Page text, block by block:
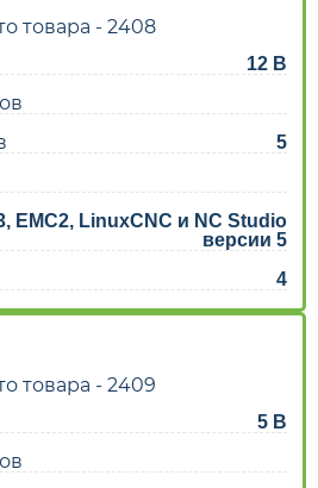
12 В
5
EMC2, LinuxCNC и NC Studio
версии 5
4
5 В